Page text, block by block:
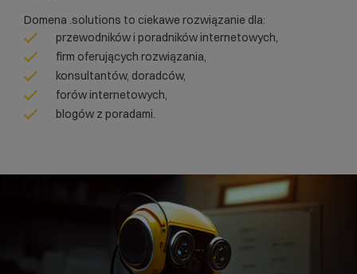
Domena .solutions to ciekawe rozwiązanie dla:
przewodników i poradników internetowych,
firm oferujących rozwiązania,
konsultantów, doradców,
forów internetowych,
blogów z poradami.